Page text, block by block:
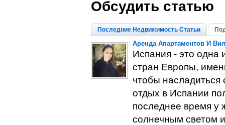
Обсудить статью
Последние Недвижимость Статьи
Аренда Апартаментов И
Испания - это
стран Европы,
чтобы
отдых в Испании
последнее время у
солнечным светом